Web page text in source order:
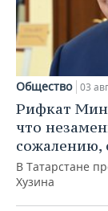
Общество 03
Рифкат
что
сожалению,
В Татарстане
Хузина